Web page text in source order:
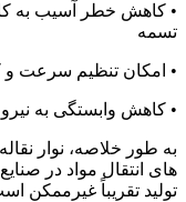
• کاهش خطر آسیب به
تسمه
• امکان تنظیم سرعت و
• کاهش وابستگی به
به طور خلاصه، نوار
های انتقال مواد در
تولید تقریباً غیرممکن